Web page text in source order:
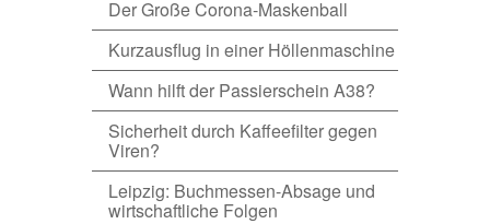
Der Große Corona-Maskenball
Kurzausflug in einer Höllenmaschine
Wann hilft der Passierschein A38?
Sicherheit durch Kaffeefilter gegen
Viren?
Leipzig: Buchmessen-Absage und
wirtschaftliche Folgen